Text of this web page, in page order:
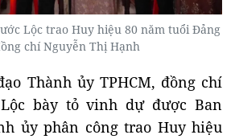
Lộc trao Huy hiệu 80 năm tuổi Đảng
chí Nguyễn Thị Hạnh
Thành ủy TPHCM, đồng chí
bày tỏ vinh dự được Ban
ủy phân công trao Huy hiệu